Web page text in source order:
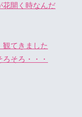
花開く時なんだ
てきました
そろ・・・